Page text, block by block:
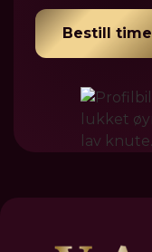
Bestill time